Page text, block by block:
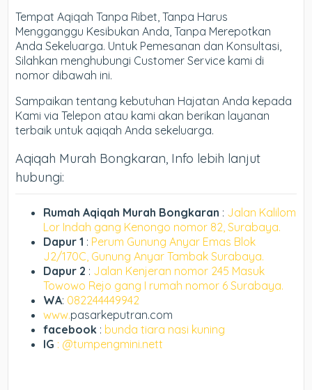
Tempat Aqiqah Tanpa Ribet, Tanpa Harus
Mengganggu Kesibukan Anda, Tanpa Merepotkan
Anda Sekeluarga. Untuk Pemesanan dan Konsultasi,
Silahkan menghubungi Customer Service kami di
nomor dibawah ini.
Sampaikan tentang kebutuhan Hajatan Anda kepada
Kami via Telepon atau kami akan berikan layanan
terbaik untuk aqiqah Anda sekeluarga.
Aqiqah Murah Bongkaran, Info lebih lanjut
hubungi:
Rumah Aqiqah Murah Bongkaran : Jalan Kalilom
Lor Indah gang Kenongo nomor 82, Surabaya.
Dapur 1 : Perum Gunung Anyar Emas Blok
J2/170C, Gunung Anyar Tambak Surabaya.
Dapur 2 : Jalan Kenjeran nomor 245 Masuk
Towowo Rejo gang I rumah nomor 6 Surabaya.
WA: 082244449942
www.pasarkeputran.com
facebook : bunda tiara nasi kuning
IG : @tumpengmini.nett